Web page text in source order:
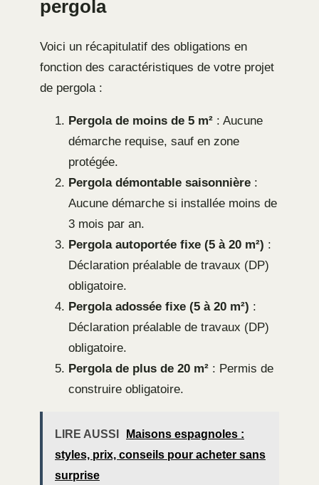
pergola
Voici un récapitulatif des obligations en
fonction des caractéristiques de votre projet
de pergola :
Pergola de moins de 5 m² : Aucune
démarche requise, sauf en zone
protégée.
Pergola démontable saisonnière :
Aucune démarche si installée moins de
3 mois par an.
Pergola autoportée fixe (5 à 20 m²) :
Déclaration préalable de travaux (DP)
obligatoire.
Pergola adossée fixe (5 à 20 m²) :
Déclaration préalable de travaux (DP)
obligatoire.
Pergola de plus de 20 m² : Permis de
construire obligatoire.
LIRE AUSSI
Maisons espagnoles :
styles, prix, conseils pour acheter sans
surprise